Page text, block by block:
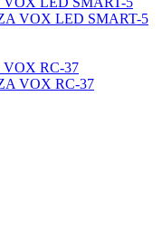
VOX LED SMART-5
VOX RC-37